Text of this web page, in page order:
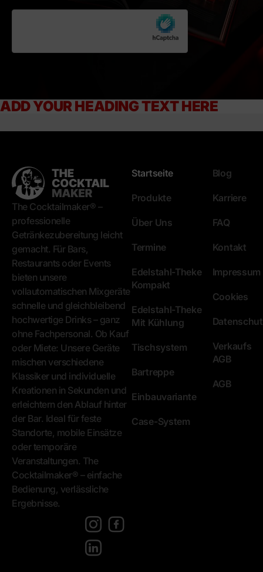
ADD YOUR HEADING TEXT HERE
The Cocktailmaker® –
professionelle
Getränkezubereitung leicht
gemacht. Für Bars,
Restaurants oder Events
bieten unsere
vollautomatischen Mixgeräte
schnelle und gleichbleibend
hochwertige Drinks – ganz
ohne Fachpersonal. Ob Kauf
oder Miete: Unsere Geräte
mischen verschiedene
Klassiker und individuelle
Kreationen in Sekunden und
erleichtern den Ablauf hinter
der Bar. Ideal für feste
Standorte, mobile Einsätze
oder temporäre
Veranstaltungen. The
Cocktailmaker® – einfache
Bedienung, verlässliche
Ergebnisse.
Startseite
Produkte
Über Uns
Termine
Edelstahl-Theke
Kompakt
Edelstahl-Theke
Mit Kühlung
Tischsystem
Bartreppe
Einbauvariante
Case-System
Blog
Karriere
FAQ
Kontakt
Impressum
Cookies
Verkaufs
AGB
AGB